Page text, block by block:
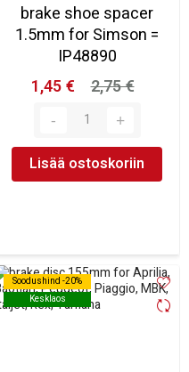
brake shoe spacer
1.5mm for Simson =
IP48890
1,45 €
2,75 €
Lisää ostoskoriin
Soodushind -20%
Kesklaos
Soodushind -20%
Kesklaos